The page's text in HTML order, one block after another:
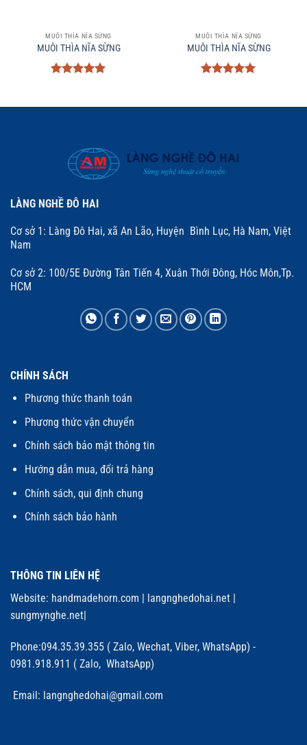
MUÔI THÌA NĨA SỪNG
MUÔI THÌA NĨA SỪNG
sao
MUÔI THÌA NĨA SỪNG
MUÔI THÌA NĨA SỪNG
sao
LÀNG NGHỀ ĐÔ HAI
Cơ sở 1: Làng Đô Hai, xã An Lão, Huyện Bình Lục, Hà Nam, Việt
Nam
Cơ sở 2: 100/5E Đường Tân Tiến 4, Xuân Thới Đông, Hóc Môn,Tp.
HCM
CHÍNH SÁCH
Phương thức thanh toán
Phương thức vận chuyển
Chính sách bảo mật thông tin
Hướng dẫn mua, đổi trả hàng
Chính sách, qui định chung
Chính sách bảo hành
THÔNG TIN LIÊN HỆ
Website: handmadehorn.com | langnghedohai.net |
sungmynghe.net|
Phone:094.35.39.355 ( Zalo, Wechat, Viber, WhatsApp) -
0981.918.911 ( Zalo, WhatsApp)
Email: langnghedohai@gmail.com